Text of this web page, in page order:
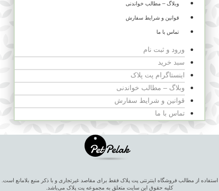
وبلاگ – مطالب خواندنی
قوانین و شرایط سفارش
تماس با ما
ورود و ثبت نام
سبد خرید
اینستاگرام پت پلاک
وبلاگ – مطالب خواندنی
قوانین و شرایط سفارش
تماس با ما
استفاده از مطالب فروشگاه اینترنتی پت پلاک فقط برای مقاصد غیرتجاری و با ذکر منبع بلامانع است.
کلیه حقوق این سایت متعلق به مجموعه پت پلاک می‌باشد.